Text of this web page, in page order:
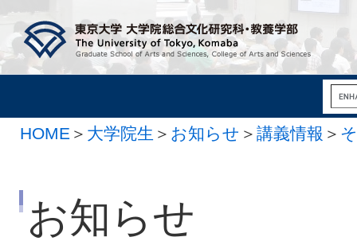
HOME ＞ 大学院生 ＞ お知らせ ＞ 講義情報 ＞
お知らせ